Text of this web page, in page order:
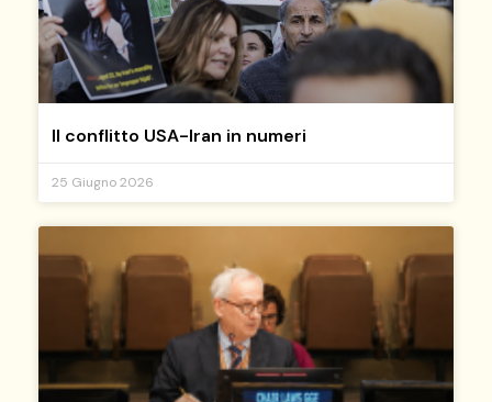
Il conflitto USA-Iran in numeri
25 Giugno 2026